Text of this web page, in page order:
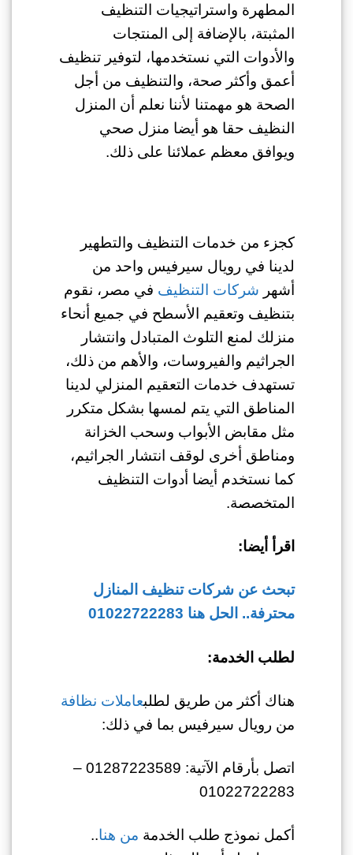
المطهرة واستراتيجيات التنظيف
المثبتة، بالإضافة إلى المنتجات
والأدوات التي نستخدمها، لتوفير تنظيف
أعمق وأكثر صحة، والتنظيف من أجل
الصحة هو مهمتنا لأننا نعلم أن المنزل
النظيف حقا هو أيضا منزل صحي
ويوافق معظم عملائنا على ذلك.
كجزء من خدمات التنظيف والتطهير
لدينا في رويال سيرفيس واحد من
أشهر شركات التنظيف في مصر، نقوم
بتنظيف وتعقيم الأسطح في جميع أنحاء
منزلك لمنع التلوث المتبادل وانتشار
الجراثيم والفيروسات، والأهم من ذلك،
تستهدف خدمات التعقيم المنزلي لدينا
المناطق التي يتم لمسها بشكل متكرر
مثل مقابض الأبواب وسحب الخزانة
ومناطق أخرى لوقف انتشار الجراثيم،
كما نستخدم أيضا أدوات التنظيف
المتخصصة.
اقرأ أيضا:
تبحث عن شركات تنظيف المنازل
محترفة.. الحل هنا 01022722283
لطلب الخدمة:
هناك أكثر من طريق لطلبعاملات نظافة
من رويال سيرفيس بما في ذلك:
اتصل بأرقام الآتية: 01287223589 –
01022722283
أكمل نموذج طلب الخدمة من هنا..